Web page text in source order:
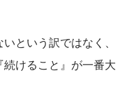
という訳ではなく、
けること』が一番大